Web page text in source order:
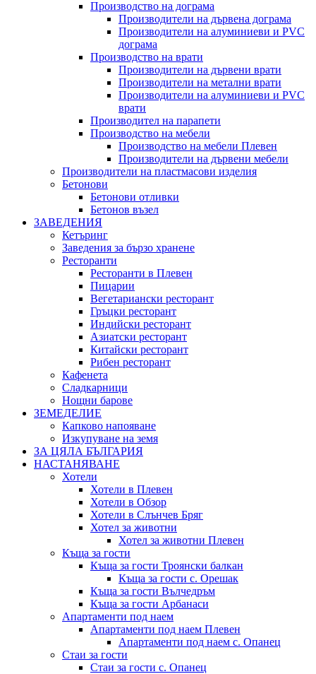
Производство на дограма
Производители на дървена дограма
Производители на алуминиеви и PVC
дограма
Производство на врати
Производители на дървени врати
Производители на метални врати
Производители на алуминиеви и PVC
врати
Производител на парапети
Производство на мебели
Производство на мебели Плевен
Производители на дървени мебели
Производители на пластмасови изделия
Бетонови
Бетонови отливки
Бетонов възел
ЗАВЕДЕНИЯ
Кетъринг
Заведения за бързо хранене
Ресторанти
Ресторанти в Плевен
Пицарии
Вегетариански ресторант
Гръцки ресторант
Индийски ресторант
Азиатски ресторант
Китайски ресторант
Рибен ресторант
Кафенета
Сладкарници
Нощни барове
ЗЕМЕДЕЛИЕ
Капково напояване
Изкупуване на земя
ЗА ЦЯЛА БЪЛГАРИЯ
НАСТАНЯВАНЕ
Хотели
Хотели в Плевен
Хотели в Обзор
Хотели в Слънчев Бряг
Хотел за животни
Хотел за животни Плевен
Къща за гости
Къща за гости Троянски балкан
Къща за гости с. Орешак
Къща за гости Вълчедръм
Къща за гости Арбанаси
Апартаменти под наем
Апартаменти под наем Плевен
Апартаменти под наем с. Опанец
Стаи за гости
Стаи за гости с. Опанец